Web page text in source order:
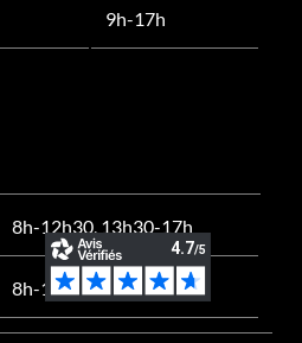
9h-17h
8h-12h30, 13h30-17h
8h-12h30, 13h30-16h